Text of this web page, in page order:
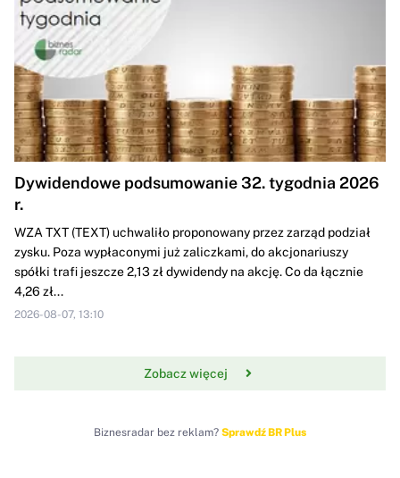
Dywidendowe podsumowanie 32. tygodnia 2026
r.
WZA TXT (TEXT) uchwaliło proponowany przez zarząd podział
zysku. Poza wypłaconymi już zaliczkami, do akcjonariuszy
spółki trafi jeszcze 2,13 zł dywidendy na akcję. Co da łącznie
4,26 zł...
2026-08-07, 13:10
Zobacz więcej
Biznesradar bez reklam? Sprawdź BR Plus